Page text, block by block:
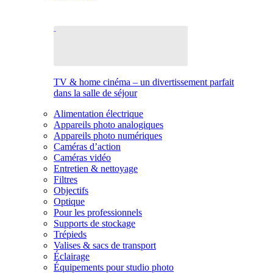
TV & home cinéma – un divertissement parfait
dans la salle de séjour
Alimentation électrique
Appareils photo analogiques
Appareils photo numériques
Caméras d’action
Caméras vidéo
Entretien & nettoyage
Filtres
Objectifs
Optique
Pour les professionnels
Supports de stockage
Trépieds
Valises & sacs de transport
Éclairage
Équipements pour studio photo